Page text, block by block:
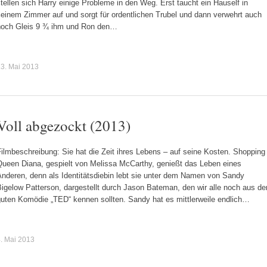
sich Harry einige Probleme in den Weg. Erst taucht ein Hauself in
Zimmer auf und sorgt für ordentlichen Trubel und dann verwehrt auch
Gleis 9 ¾ ihm und Ron den…
Mai 2013
abgezockt (2013)
Sie hat die Zeit ihres Lebens – auf seine Kosten. Shopping
Diana, gespielt von Melissa McCarthy, genießt das Leben eines
denn als Identitätsdiebin lebt sie unter dem Namen von Sandy
Patterson, dargestellt durch Jason Bateman, den wir alle noch aus
Komödie „TED“ kennen sollten. Sandy hat es mittlerweile endlich…
Mai 2013